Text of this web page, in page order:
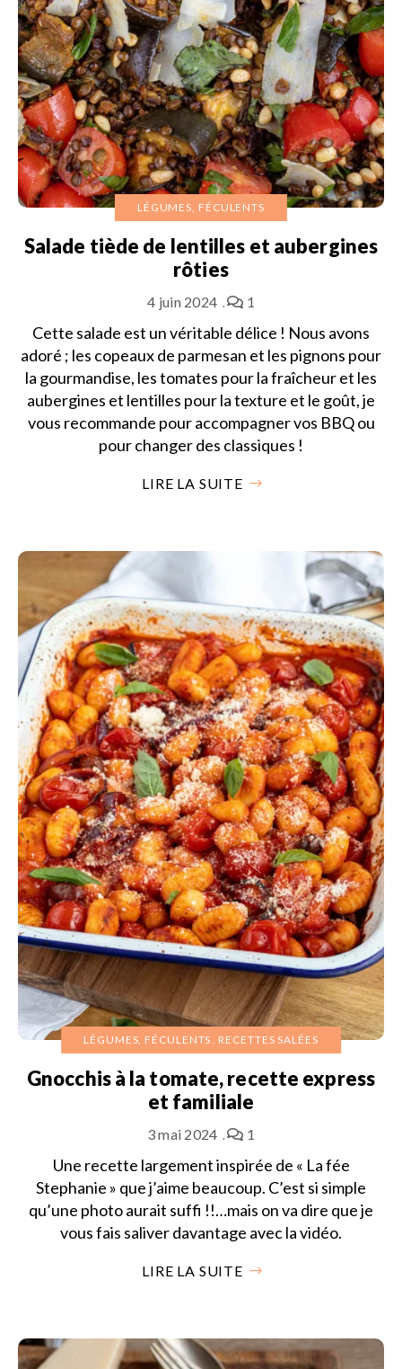
LÉGUMES, FÉCULENTS
Salade tiède de lentilles et aubergines
rôties
4 juin 2024 1
Cette salade est un véritable délice ! Nous avons
adoré ; les copeaux de parmesan et les pignons pour
la gourmandise, les tomates pour la fraîcheur et les
aubergines et lentilles pour la texture et le goût, je
vous recommande pour accompagner vos BBQ ou
pour changer des classiques !
LIRE LA SUITE
LÉGUMES, FÉCULENTS RECETTES SALÉES
Gnocchis à la tomate, recette express
et familiale
3 mai 2024 1
Une recette largement inspirée de « La fée
Stephanie » que j’aime beaucoup. C’est si simple
qu’une photo aurait suffi !!…mais on va dire que je
vous fais saliver davantage avec la vidéo.
LIRE LA SUITE